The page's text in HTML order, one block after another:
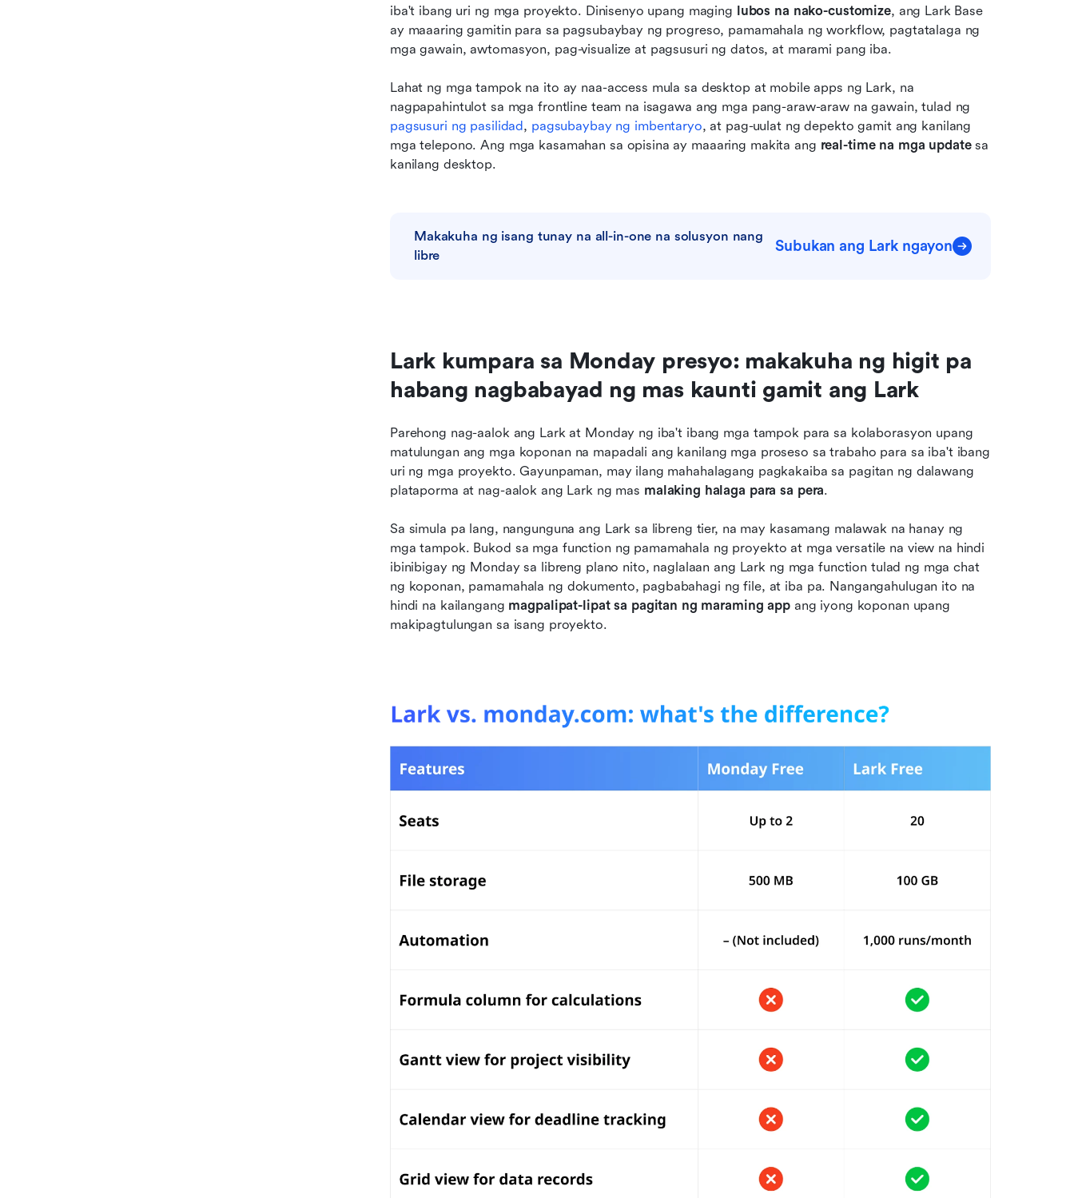
iba't ibang uri ng mga proyekto. Dinisenyo upang maging lubos na nako-customize, ang Lark Base
ay maaaring gamitin para sa pagsubaybay ng progreso, pamamahala ng workflow, pagtatalaga ng
mga gawain, awtomasyon, pag-visualize at pagsusuri ng datos, at marami pang iba.
Lahat ng mga tampok na ito ay naa-access mula sa desktop at mobile apps ng Lark, na
pagsusuri ng pasilidad, pagsubaybay ng imbentaryo, at pag-uulat ng depekto gamit ang kanilang
mga telepono. Ang mga kasamahan sa opisina ay maaaring makita ang real-time na mga update sa
kanilang desktop.
Makakuha ng isang tunay na all-in-one na solusyon nang
libre
Subukan ang Lark ngayon
Lark kumpara sa Monday presyo: makakuha ng higit pa
habang nagbabayad ng mas kaunti gamit ang Lark
Parehong nag-aalok ang Lark at Monday ng iba't ibang mga tampok para sa kolaborasyon upang
matulungan ang mga koponan na mapadali ang kanilang mga proseso sa trabaho para sa iba't ibang
uri ng mga proyekto. Gayunpaman, may ilang mahahalagang pagkakaiba sa pagitan ng dalawang
plataporma at nag-aalok ang Lark ng mas malaking halaga para sa pera.
Sa simula pa lang, nangunguna ang Lark sa libreng tier, na may kasamang malawak na hanay ng
mga tampok. Bukod sa mga function ng pamamahala ng proyekto at mga versatile na view na hindi
ibinibigay ng Monday sa libreng plano nito, naglalaan ang Lark ng mga function tulad ng mga chat
ng koponan, pamamahala ng dokumento, pagbabahagi ng file, at iba pa. Nangangahulugan ito na
hindi na kailangang magpalipat-lipat sa pagitan ng maraming app ang iyong koponan upang
makipagtulungan sa isang proyekto.